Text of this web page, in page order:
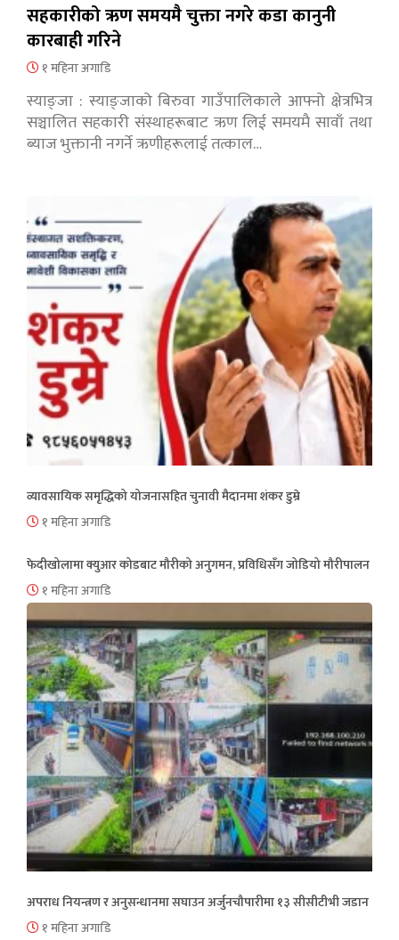
सहकारीको ऋण समयमै चुक्ता नगरे कडा कानुनी
कारबाही गरिने
१ महिना अगाडि
स्याङ्जा : स्याङ्जाको बिरुवा गाउँपालिकाले आफ्नो क्षेत्रभित्र
सञ्चालित सहकारी संस्थाहरूबाट ऋण लिई समयमै सावाँ तथा
ब्याज भुक्तानी नगर्ने ऋणीहरूलाई तत्काल…
व्यावसायिक समृद्धिको योजनासहित चुनावी मैदानमा शंकर डुम्रे
१ महिना अगाडि
फेदीखोलामा क्युआर कोडबाट मौरीको अनुगमन, प्रविधिसँग जोडियो मौरीपालन
१ महिना अगाडि
अपराध नियन्त्रण र अनुसन्धानमा सघाउन अर्जुनचौपारीमा १३ सीसीटीभी जडान
१ महिना अगाडि